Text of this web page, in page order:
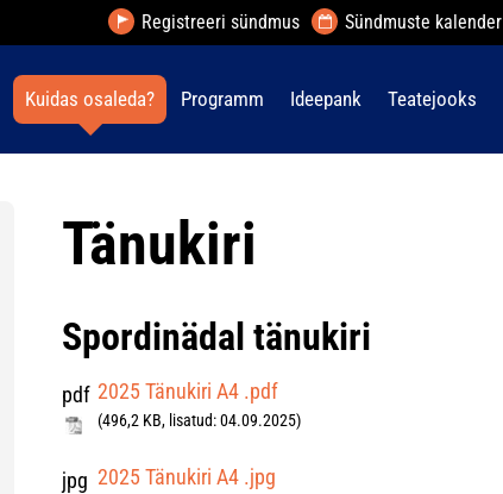
Registreeri sündmus Sündmuste kalender
Kuidas osaleda? Programm Ideepank Teatejooks
Tänukiri
Spordinädal tänukiri
pdf 2025 Tänukiri A4 .pdf
(496,2 KB, lisatud: 04.09.2025)
jpg 2025 Tänukiri A4 .jpg